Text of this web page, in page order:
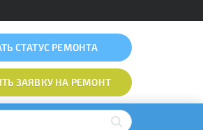
СТАТУС РЕМОНТА
ЗАЯВКУНА РЕМОНТ